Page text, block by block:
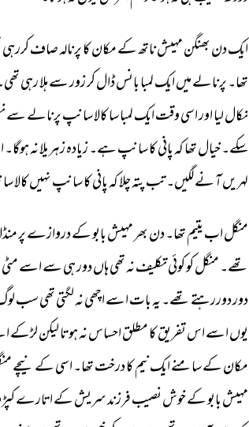
ایک دن بھنگن مہیش ناتھ کے مکان کا پرنالہ صاف کررہی
تھا۔ پرنالے میں ایک لمبا بانس ڈال کر زور سے ہلا رہی
نکال لیا اور اسی وقت ایک لمبا سا کالا سانپ پرنالے سے
سکے۔ خیال تھا کہ پانی کا سانپ ہے۔ زیادہ زہریلا نہ ہوگا۔
لہریں آ نے لگیں۔ تب پتہ چلا کہ پانی کا سانپ نہیں کالا
منگل اب یتیم تھا۔ دن بھر مہیش بابو کے دروازے پر
تھے۔ منگل کو کوئی تکلیف نہ تھی ہاں دور ہی سے اسے مٹی
دور دوررہتے تھے۔ یہ بات اسے اچھی نہ لگتی تھی سب
یوں اسے اس تفریق کا مطلق احساس نہ ہوتا لیکن لڑکے
مکان کے سامنے ایک نیم کا درخت تھا۔ اسی کے نیچے
مہیش بابو کے خوش نصیب فرزند سریش کے اتارے